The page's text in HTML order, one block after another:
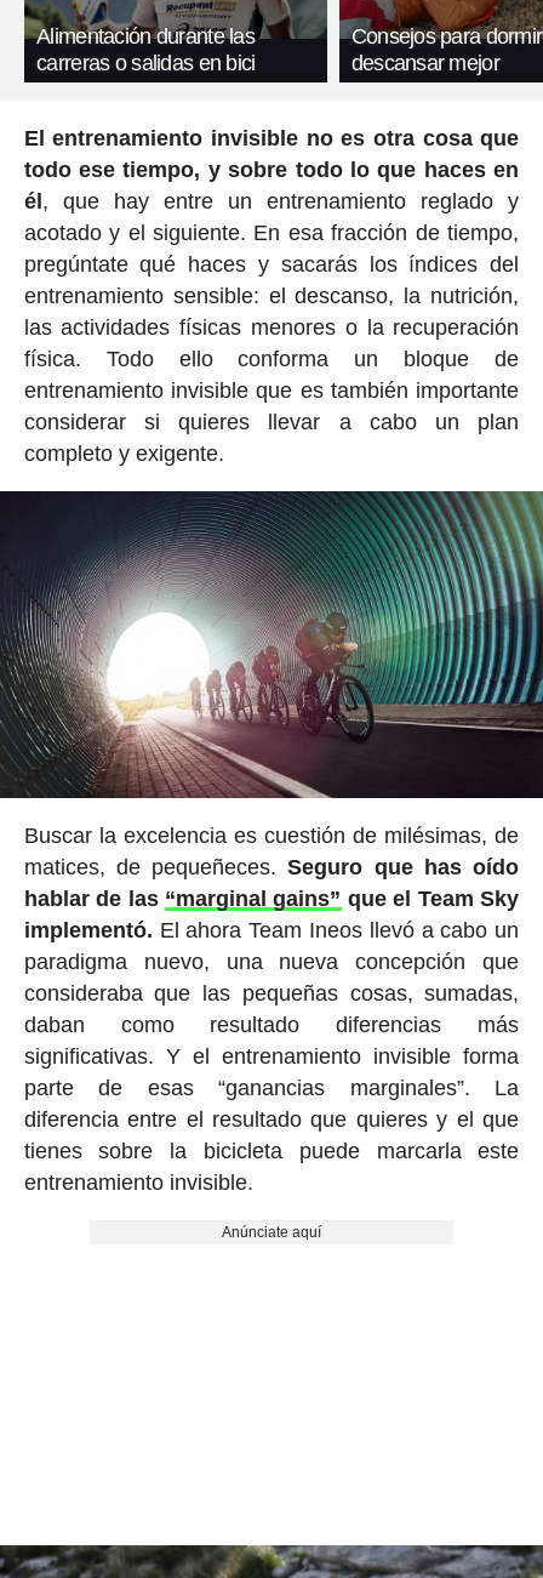
Alimentación durante las
carreras o salidas en bici
Consejos para
descansar mejor
El entrenamiento invisible no es otra cosa que
todo ese tiempo, y sobre todo lo que haces en
él, que hay entre un entrenamiento reglado y
acotado y el siguiente. En esa fracción de tiempo,
pregúntate qué haces y sacarás los índices del
entrenamiento sensible: el descanso, la nutrición,
las actividades físicas menores o la recuperación
física. Todo ello conforma un bloque de
entrenamiento invisible que es también importante
considerar si quieres llevar a cabo un plan
completo y exigente.
Buscar la excelencia es cuestión de milésimas, de
matices, de pequeñeces.Seguro que has oído
hablar de las “marginal gains” que el Team Sky
implementó. El ahora Team Ineos llevó a cabo un
paradigma nuevo, una nueva concepción que
consideraba que las pequeñas cosas, sumadas,
daban como resultado diferencias más
significativas. Y el entrenamiento invisible forma
parte de esas “ganancias marginales”. La
diferencia entre el resultado que quieres y el que
tienes sobre la bicicleta puede marcarla este
entrenamiento invisible.
Anúnciate aquí